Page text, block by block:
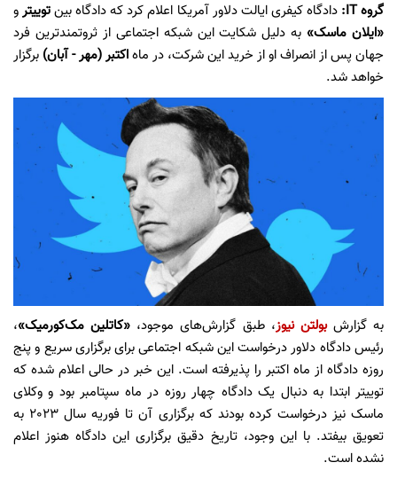
گروه IT: دادگاه کیفری ایالت دلاور آمریکا اعلام کرد که دادگاه بینتوییترو
«ایلان ماسک» به دلیل شکایت این شبکه اجتماعی از ثروتمندترین فرد
جهان پس از انصراف او از خرید این شرکت، در ماهاکتبر (مهر - آبان) برگزار
خواهد شد.
به گزارشبولتن نیوز، طبق گزارش‌های موجود، «کاتلین مک‌کورمیک»،
رئیس دادگاه دلاور درخواست این شبکه اجتماعی برای برگزاری سریع و پنج
روزه دادگاه از ماه اکتبر را پذیرفته است. این خبر در حالی اعلام شده که
توییتر ابتدا به دنبال یک دادگاه چهار روزه در ماه سپتامبر بود و وکلای
ماسک نیز درخواست کرده بودند که برگزاری آن تا فوریه سال 2023 به
تعویق بیفتد. با این وجود، تاریخ دقیق برگزاری این دادگاه هنوز اعلام
نشده است.